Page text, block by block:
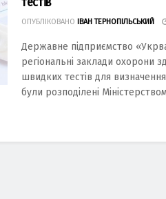
ОПУБЛІКОВАНО ІВАН ТЕРНОПІЛЬСЬКИЙ
Державне підприємство
регіональні заклади охорони
швидких тестів для
були розподілені